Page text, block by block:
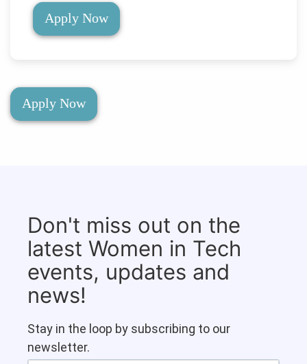
Apply Now
Apply Now
Don't miss out on the
latest Women in Tech
events, updates and
news!
Stay in the loop by subscribing to our
newsletter.